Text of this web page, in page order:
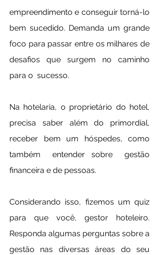
empreendimento e conseguir torná-lo
bem sucedido. Demanda um grande
foco para passar entre os milhares de
desafios que surgem no caminho
para o  sucesso.
Na hotelaria, o proprietário do hotel,
precisa saber além do primordial,
receber bem um hóspedes, como
também  entender sobre  gestão
financeira e de pessoas.
Considerando isso, fizemos um quiz
para que você, gestor hoteleiro.
Responda algumas perguntas sobre a
gestão nas diversas áreas do seu